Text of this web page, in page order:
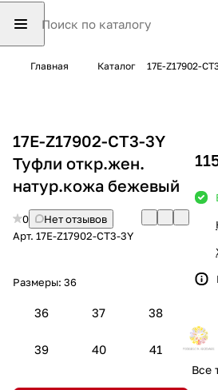
Главная Каталог 17E-Z17902-
17E-Z17902-CT3-3Y
Туфли откр.жен.
натур.кожа бежевый
0
Нет отзывов
Арт. 17E-Z17902-CT3-3Y
Размеры: 36
36 37 38
39 40 41